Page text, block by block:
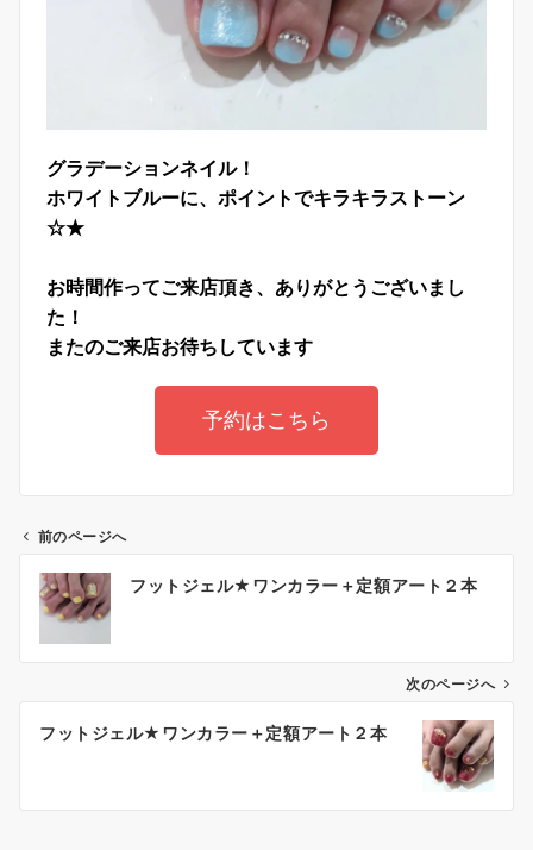
グラデーションネイル！
ホワイトブルーに、ポイントでキラキラストーン
☆★
お時間作ってご来店頂き、ありがとうございまし
た！
またのご来店お待ちしています
予約はこちら
前のページへ
フットジェル★ワンカラー＋定額アート２本
次のページへ
フットジェル★ワンカラー＋定額アート２本